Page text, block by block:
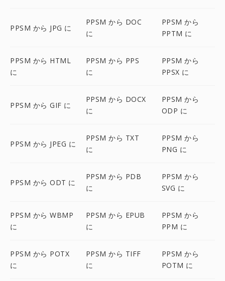
PPSM から JPG に
PPSM から DOC
に
PPSM から
PPTM に
PPSM から HTML
に
PPSM から PPS
に
PPSM から
PPSX に
PPSM から GIF に
PPSM から DOCX
に
PPSM から
ODP に
PPSM から JPEG に
PPSM から TXT
に
PPSM から
PNG に
PPSM から ODT に
PPSM から PDB
に
PPSM から
SVG に
PPSM から WBMP
に
PPSM から EPUB
に
PPSM から
PPM に
PPSM から POTX
に
PPSM から TIFF
に
PPSM から
POTM に